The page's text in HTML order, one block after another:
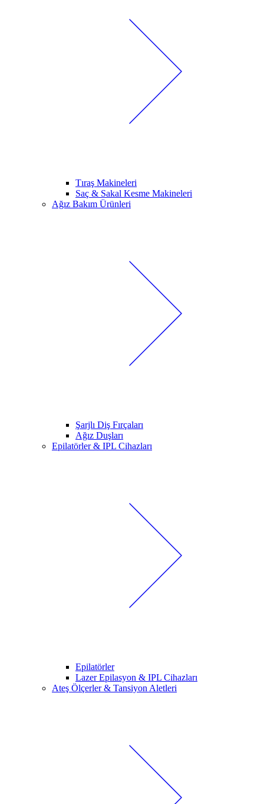
Tıraş Makineleri
Saç & Sakal Kesme Makineleri
Ağız Bakım Ürünleri
Şarjlı Diş Fırçaları
Ağız Duşları
Epilatörler & IPL Cihazları
Epilatörler
Lazer Epilasyon & IPL Cihazları
Ateş Ölçerler & Tansiyon Aletleri